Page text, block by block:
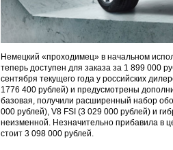
Немецкий «проходимец» в начальном
теперь доступен для заказа за 1 899 000
сентября текущего года у российских
1776 400 рублей) и предусмотрены
базовая, получили расширенный набор
000 рублей), V8 FSI (3 029 000 рублей) и
неизменной. Незначительно прибавила в
стоит 3 098 000 рублей.